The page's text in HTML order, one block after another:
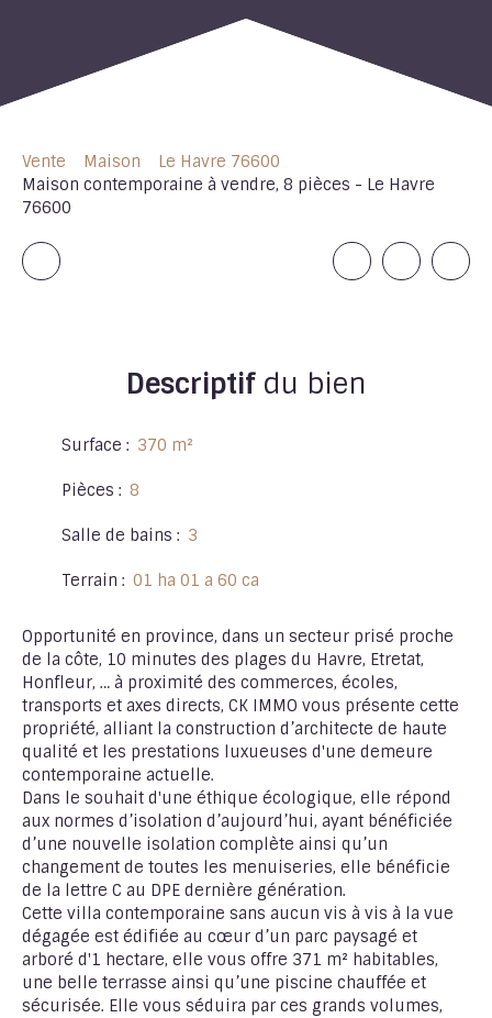
Vente Maison
Le Havre 76600
Maison contemporaine à vendre, 8 pièces - Le Havre
76600
Descriptifdu bien
Surface : 370 m²
Pièces : 8
Salle de bains : 3
Terrain : 01 ha 01 a 60 ca
Opportunité en province, dans un secteur prisé proche
de la côte, 10 minutes des plages du Havre, Etretat,
Honfleur, … à proximité des commerces, écoles,
transports et axes directs, CK IMMO vous présente cette
propriété, alliant la construction d’architecte de haute
qualité et les prestations luxueuses d'une demeure
contemporaine actuelle.
Dans le souhait d'une éthique écologique, elle répond
aux normes d’isolation d’aujourd’hui, ayant bénéficiée
d’une nouvelle isolation complète ainsi qu’un
changement de toutes les menuiseries, elle bénéficie
de la lettre C au DPE dernière génération.
Cette villa contemporaine sans aucun vis à vis à la vue
dégagée est édifiée au cœur d’un parc paysagé et
arboré d'1 hectare, elle vous offre 371 m² habitables,
une belle terrasse ainsi qu’une piscine chauffée et
sécurisée. Elle vous séduira par ces grands volumes,